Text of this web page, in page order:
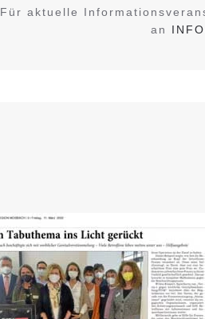
Für aktuelle
an